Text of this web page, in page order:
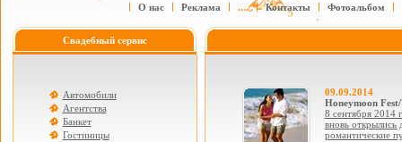
О нас Реклама .... Контакты Фотоальбом
Свадебный сервис
Автомобили
Агентства
Банкет
Гостиницы
09.09.2014
Honeymoon
8 сентября 2014
вновь открылись
романтические